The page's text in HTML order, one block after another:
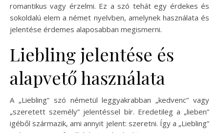
romantikus vagy érzelmi. Ez a szó tehát egy érdekes és
sokoldalú elem a német nyelvben, amelynek használata és
jelentése érdemes alaposabban megismerni.
Liebling jelentése és
alapvető használata
A „Liebling” szó németül leggyakrabban „kedvenc” vagy
„szeretett személy” jelentéssel bír. Eredetileg a „lieben”
igéből származik, ami annyit jelent: szeretni. Így a „Liebling”